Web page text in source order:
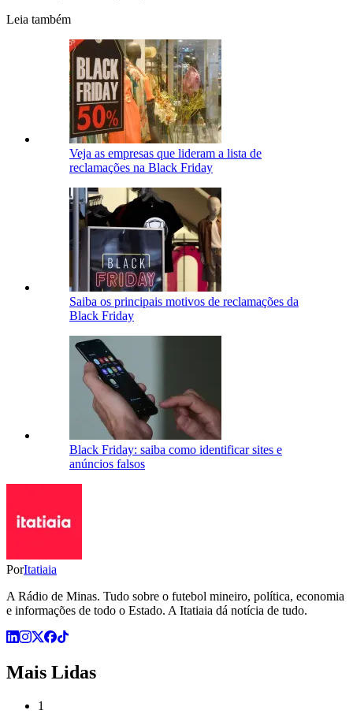
Leia também
Veja as empresas que lideram a lista de
reclamações na Black Friday
Saiba os principais motivos de reclamações da
Black Friday
Black Friday: saiba como identificar sites e
anúncios falsos
PorItatiaia
A Rádio de Minas. Tudo sobre o futebol mineiro, política, economia
e informações de todo o Estado. A Itatiaia dá notícia de tudo.
Mais Lidas
1